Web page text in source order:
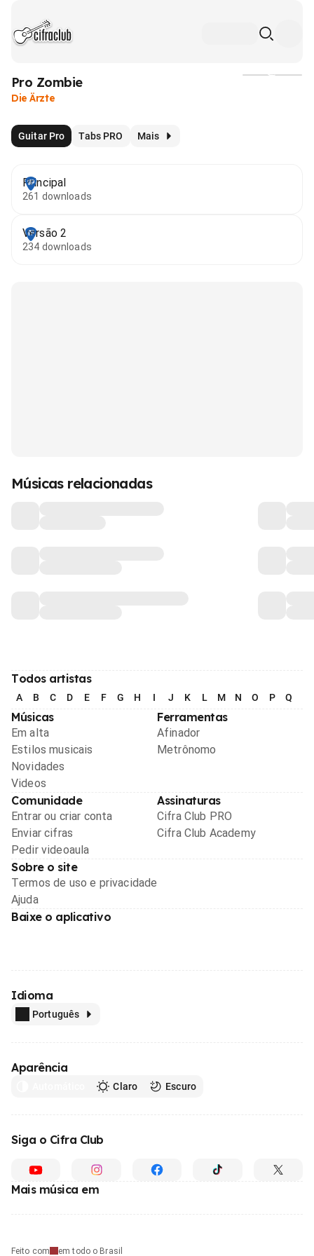
Pro Zombie
Die Ärzte
Guitar Pro Tabs PRO Mais
Principal
261 downloads
Versão 2
234 downloads
Músicas relacionadas
Todos artistas
A B C D E F G H I J K L M N O P Q
Músicas
Em alta
Estilos musicais
Novidades
Videos
Ferramentas
Afinador
Metrônomo
Comunidade
Entrar ou criar conta
Enviar cifras
Pedir videoaula
Assinaturas
Cifra Club PRO
Cifra Club Academy
Sobre o site
Termos de uso e privacidade
Ajuda
Baixe o aplicativo
Idioma
Português
Aparência
Claro Escuro
Siga o Cifra Club
Mais música em
Feito com em todo o Brasil